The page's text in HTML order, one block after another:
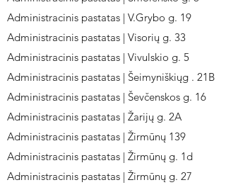
Administracinis pastatas | V.Grybo g. 19
Administracinis pastatas | Visorių g. 33
Administracinis pastatas | Vivulskio g. 5
Administracinis pastatas | Šeimyniškiųg . 21B
Administracinis pastatas | Ševčenskos g. 16
Administracinis pastatas | Žarijų g. 2A
Administracinis pastatas | Žirmūnų 139
Administracinis pastatas | Žirmūnų g. 1d
Administracinis pastatas | Žirmūnų g. 27